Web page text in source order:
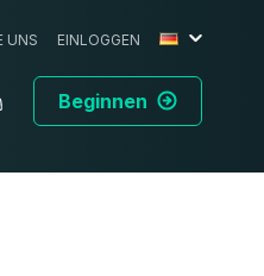
UNS EINLOGGEN
Beginnen